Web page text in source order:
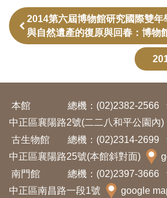
資
訊
活
動
出
版
文
2014第六屆博物館研究國際雙
與自然遺產的復原與回春：博物
本館 總機：(02)2382-2566
中正區襄陽路2號(二二八和平公園內)
古生物館
總機：(02)2314-2699
中正區襄陽路25號(本館斜對面)
南門館
總機：(02)2397-3666
中正區南昌路一段1號
google